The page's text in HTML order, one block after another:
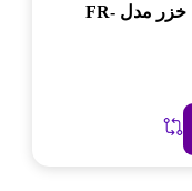
سرخ کن پارس خزر مدل FR-